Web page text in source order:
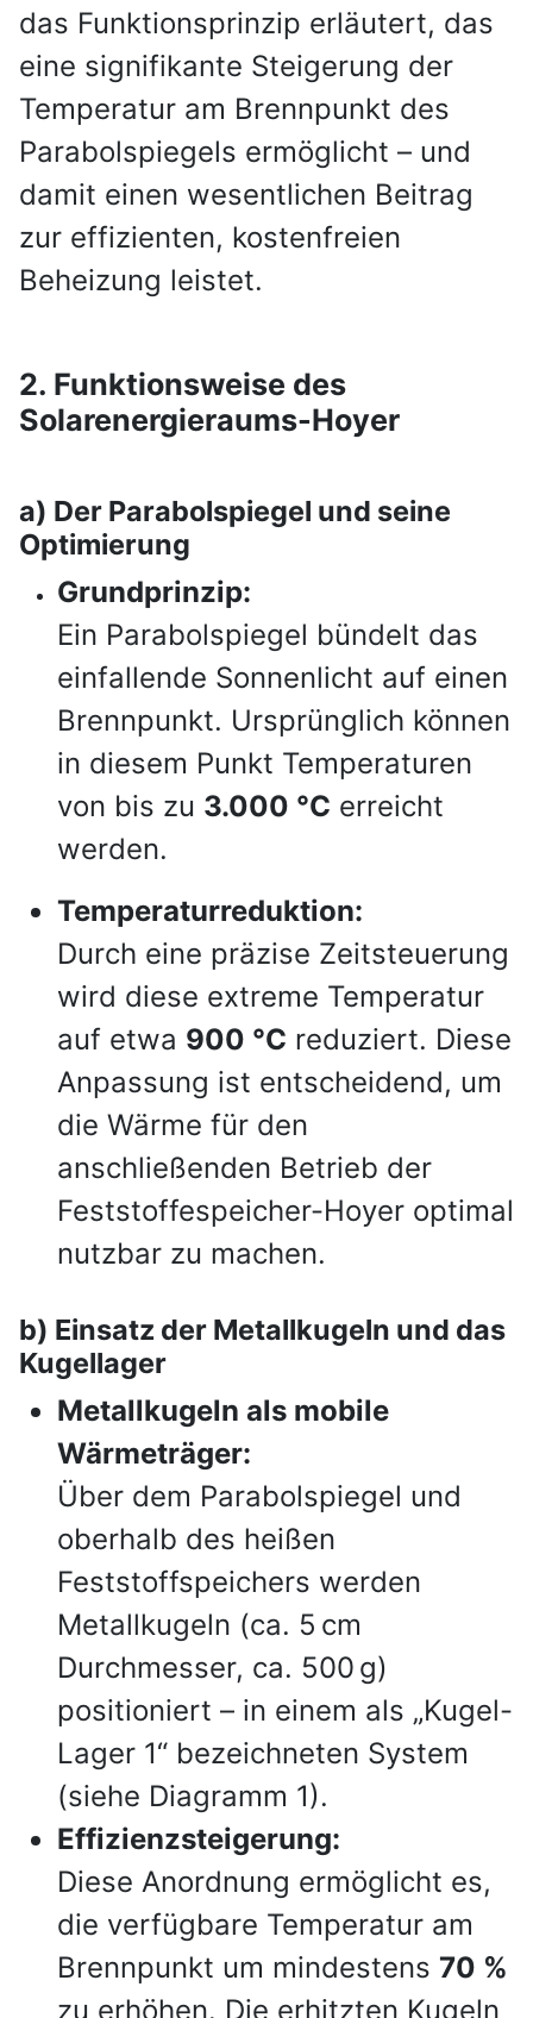
das Funktionsprinzip erläutert, das
eine signifikante Steigerung der
Temperatur am Brennpunkt des
Parabolspiegels ermöglicht – und
damit einen wesentlichen Beitrag
zur effizienten, kostenfreien
Beheizung leistet.
2. Funktionsweise des
Solarenergieraums-Hoyer
a) Der Parabolspiegel und seine
Optimierung
Grundprinzip:
Ein Parabolspiegel bündelt das
einfallende Sonnenlicht auf einen
Brennpunkt. Ursprünglich können
in diesem Punkt Temperaturen
von bis zu 3.000 °C erreicht
werden.
Temperaturreduktion:
Durch eine präzise Zeitsteuerung
wird diese extreme Temperatur
auf etwa 900 °C reduziert. Diese
Anpassung ist entscheidend, um
die Wärme für den
anschließenden Betrieb der
Feststoffespeicher-Hoyer optimal
nutzbar zu machen.
b) Einsatz der Metallkugeln und das
Kugellager
Metallkugeln als mobile
Wärmeträger:
Über dem Parabolspiegel und
oberhalb des heißen
Feststoffspeichers werden
Metallkugeln (ca. 5 cm
Durchmesser, ca. 500 g)
positioniert – in einem als „Kugel-
Lager 1“ bezeichneten System
(siehe Diagramm 1).
Effizienzsteigerung:
Diese Anordnung ermöglicht es,
die verfügbare Temperatur am
Brennpunkt um mindestens 70 %
zu erhöhen. Die erhitzten Kugeln